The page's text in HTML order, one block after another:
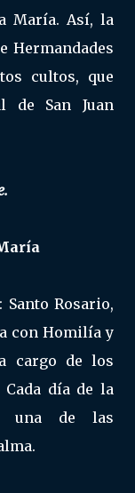
María. Así, la
Hermandades
cultos, que
de San Juan
Rosario,
con Homilía y
cargo de los
Cada día de la
una de las